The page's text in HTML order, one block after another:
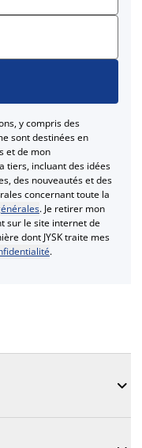
y compris des
sont destinées en
et de mon
tiers, incluant des idées
des nouveautés et des
concernant toute la
. Je retirer mon
sur le site internet de
dont JYSK traite mes
.
